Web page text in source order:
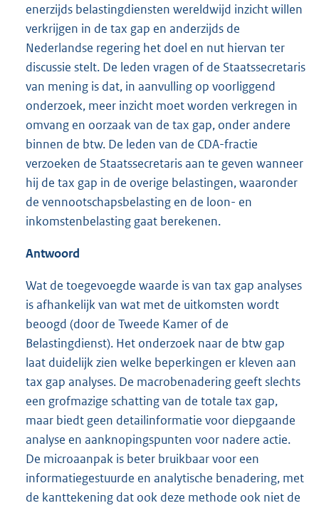
enerzijds belastingdiensten wereldwijd inzicht willen
verkrijgen in de tax gap en anderzijds de
Nederlandse regering het doel en nut hiervan ter
discussie stelt. De leden vragen of de Staatssecretaris
van mening is dat, in aanvulling op voorliggend
onderzoek, meer inzicht moet worden verkregen in
omvang en oorzaak van de tax gap, onder andere
binnen de btw. De leden van de CDA-fractie
verzoeken de Staatssecretaris aan te geven wanneer
hij de tax gap in de overige belastingen, waaronder
de vennootschapsbelasting en de loon- en
inkomstenbelasting gaat berekenen.
Antwoord
Wat de toegevoegde waarde is van tax gap analyses
is afhankelijk van wat met de uitkomsten wordt
beoogd (door de Tweede Kamer of de
Belastingdienst). Het onderzoek naar de btw gap
laat duidelijk zien welke beperkingen er kleven aan
tax gap analyses. De macrobenadering geeft slechts
een grofmazige schatting van de totale tax gap,
maar biedt geen detailinformatie voor diepgaande
analyse en aanknopingspunten voor nadere actie.
De microaanpak is beter bruikbaar voor een
informatiegestuurde en analytische benadering, met
de kanttekening dat ook deze methode ook niet de